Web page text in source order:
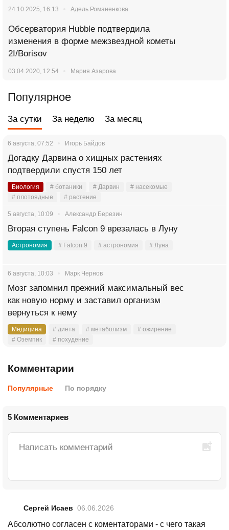
24.10.2025, 16:13 Адель Романенкова
Обсерватория Hubble подтвердила
изменения в форме межзвездной кометы
2I/Borisov
03.04.2020, 12:54 Мария Азарова
Популярное
За сутки За неделю За месяц
6 августа, 07:52 Игорь Байдов
Догадку Дарвина о хищных растениях
подтвердили спустя 150 лет
Биология # ботаники # Дарвин
# насекомые
# плотоядные
# растение
5 августа, 10:09 Александр Березин
Вторая ступень Falcon 9 врезалась в Луну
Астрономия # Falcon 9 # астрономия # Луна
6 августа, 10:03 Марк Чернов
Мозг запомнил прежний максимальный вес
как новую норму и заставил организм
вернуться к нему
Медицина # диета # метаболизм
# ожирение
# Оземпик
# похудение
Комментарии
Популярные По порядку
5 Комментариев
Сергей Исаев 06.06.2026
Абсолютно согласен с коментаторами - с чего такая